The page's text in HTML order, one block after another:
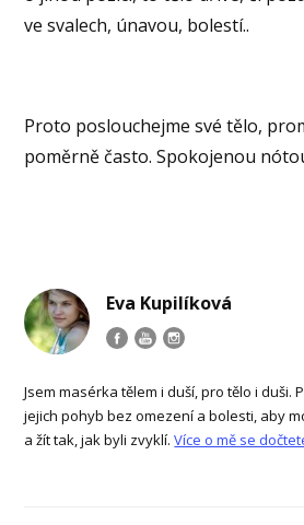
ve svalech, únavou, bolestí..
Proto poslouchejme své tělo,
poměrně často. Spokojenou
Eva Kupilíková
Jsem masérka tělem i duší, pro tělo i duši.
jejich pohyb bez omezení a bolesti, aby
a žít tak, jak byli zvyklí.Více o mě se